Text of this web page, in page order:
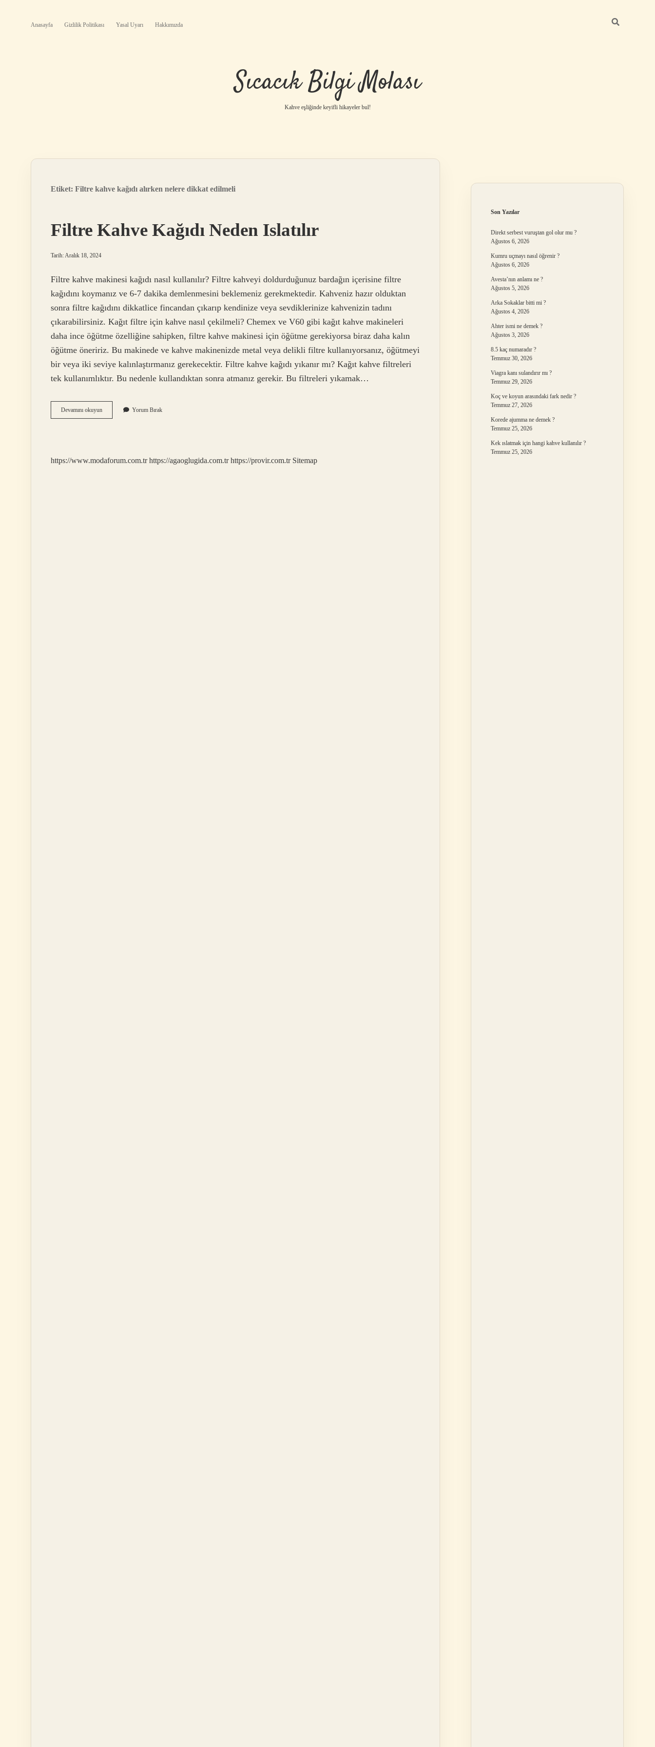
Anasayfa Gizlilik Politikası Yasal Uyarı Hakkımızda
Sıcacık Bilgi Molası
Kahve eşliğinde keyifli hikayeler bul!
Etiket: Filtre kahve kağıdı alırken nelere dikkat edilmeli
Filtre Kahve Kağıdı Neden Islatılır
Tarih: Aralık 18, 2024
Filtre kahve makinesi kağıdı nasıl kullanılır? Filtre kahveyi doldurduğunuz bardağın içerisine filtre
kağıdını koymanız ve 6-7 dakika demlenmesini beklemeniz gerekmektedir. Kahveniz hazır olduktan
sonra filtre kağıdını dikkatlice fincandan çıkarıp kendinize veya sevdiklerinize kahvenizin tadını
çıkarabilirsiniz. Kağıt filtre için kahve nasıl çekilmeli? Chemex ve V60 gibi kağıt kahve makineleri
daha ince öğütme özelliğine sahipken, filtre kahve makinesi için öğütme gerekiyorsa biraz daha kalın
öğütme öneririz. Bu makinede ve kahve makinenizde metal veya delikli filtre kullanıyorsanız, öğütmeyi
bir veya iki seviye kalınlaştırmanız gerekecektir. Filtre kahve kağıdı yıkanır mı? Kağıt kahve filtreleri
tek kullanımlıktır. Bu nedenle kullandıktan sonra atmanız gerekir. Bu filtreleri yıkamak…
Devamını okuyunFiltre
Kahve
Yorum Bırak
https://www.modaforum.com.tr https://agaoglugida.com.tr https://provir.com.tr Sitemap
Son Yazılar
Direkt serbest vuruştan gol olur mu ?
Ağustos 6, 2026
Kumru uçmayı nasıl öğrenir ?
Ağustos 6, 2026
Avesta’nın anlamı ne ?
Ağustos 5, 2026
Arka Sokaklar bitti mi ?
Ağustos 4, 2026
Ahter ismi ne demek ?
Ağustos 3, 2026
8.5 kaç numaradır ?
Temmuz 30, 2026
Viagra kanı sulandırır mı ?
Temmuz 29, 2026
Koç ve koyun arasındaki fark nedir ?
Temmuz 27, 2026
Korede ajumma ne demek ?
Temmuz 25, 2026
Kek ıslatmak için hangi kahve kullanılır ?
Temmuz 25, 2026